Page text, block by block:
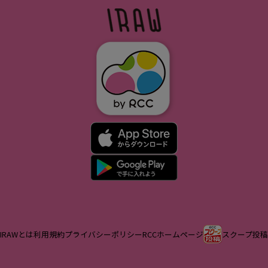
IRAWとは利用規約プライバシーポリシーRCCホームページ スクープ投稿